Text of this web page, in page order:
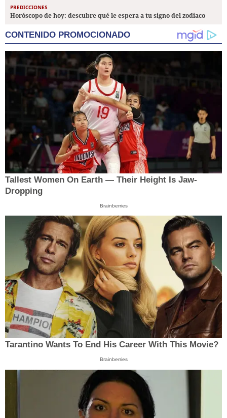
PREDICCIONES
Horóscopo de hoy: descubre qué le espera a tu signo del zodiaco
CONTENIDO PROMOCIONADO
Tallest Women On Earth — Their Height Is Jaw-
Dropping
Brainberries
Tarantino Wants To End His Career With This Movie?
Brainberries